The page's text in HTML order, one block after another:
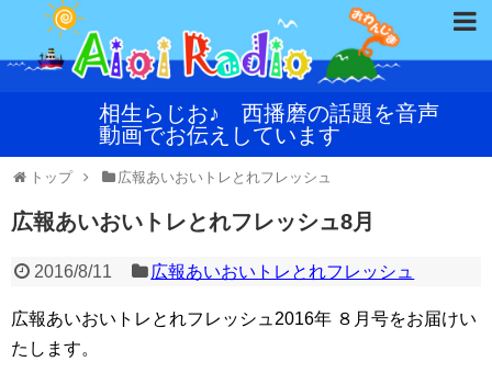
相生らじお♪ 西播磨の話題を音声
動画でお伝えしています
トップ 広報あいおいトレとれフレッシュ
広報あいおいトレとれフレッシュ8月
2016/8/11 広報あいおいトレとれフレッシュ
広報あいおいトレとれフレッシュ2016年 ８月号をお届けい
たします。